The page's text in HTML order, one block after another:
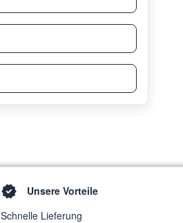
Unsere Vorteile
Schnelle Lieferung